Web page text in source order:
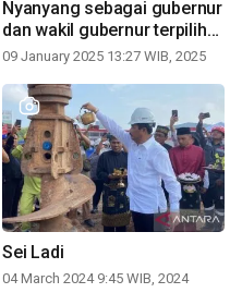
Nyanyang sebagai gubernur
dan wakil gubernur terpilih
periode 2025-2030
09 January 2025 13:27 WIB, 2025
Sei Ladi
04 March 2024 9:45 WIB, 2024